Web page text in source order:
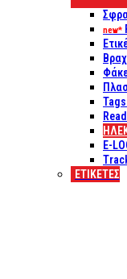
new*
E-
ΕΤΙΚΈΤΕΣ